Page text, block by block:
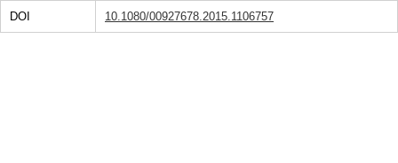
DOI 10.1080/00927678.2015.1106757